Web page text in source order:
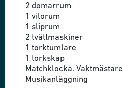
2 domarrum
1 vilorum
1 sliprum
2 tvättmaskiner
1 torktumlare
1 torkskåp
Matchklocka. Vaktmästare
Musikanläggning